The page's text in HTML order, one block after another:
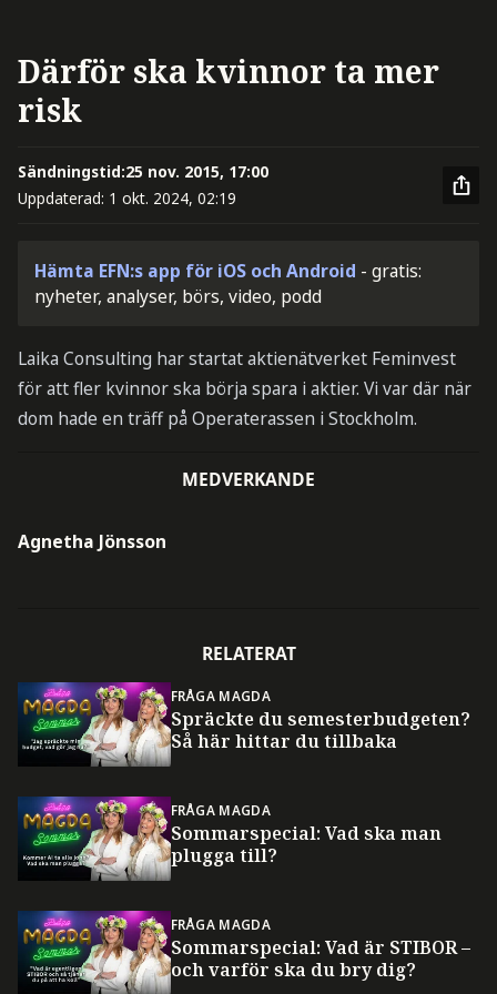
Därför ska kvinnor ta mer
risk
Sändningstid:25 nov. 2015, 17:00
Uppdaterad: 1 okt. 2024, 02:19
Hämta EFN:s app för iOS och Android - gratis:
nyheter, analyser, börs, video, podd
Laika Consulting har startat aktienätverket Feminvest
för att fler kvinnor ska börja spara i aktier. Vi var där när
dom hade en träff på Operaterassen i Stockholm.
MEDVERKANDE
Agnetha Jönsson
RELATERAT
FRÅGA MAGDA
Spräckte du semesterbudgeten?
Så här hittar du tillbaka
FRÅGA MAGDA
Sommarspecial: Vad ska man
plugga till?
FRÅGA MAGDA
Sommarspecial: Vad är STIBOR –
och varför ska du bry dig?